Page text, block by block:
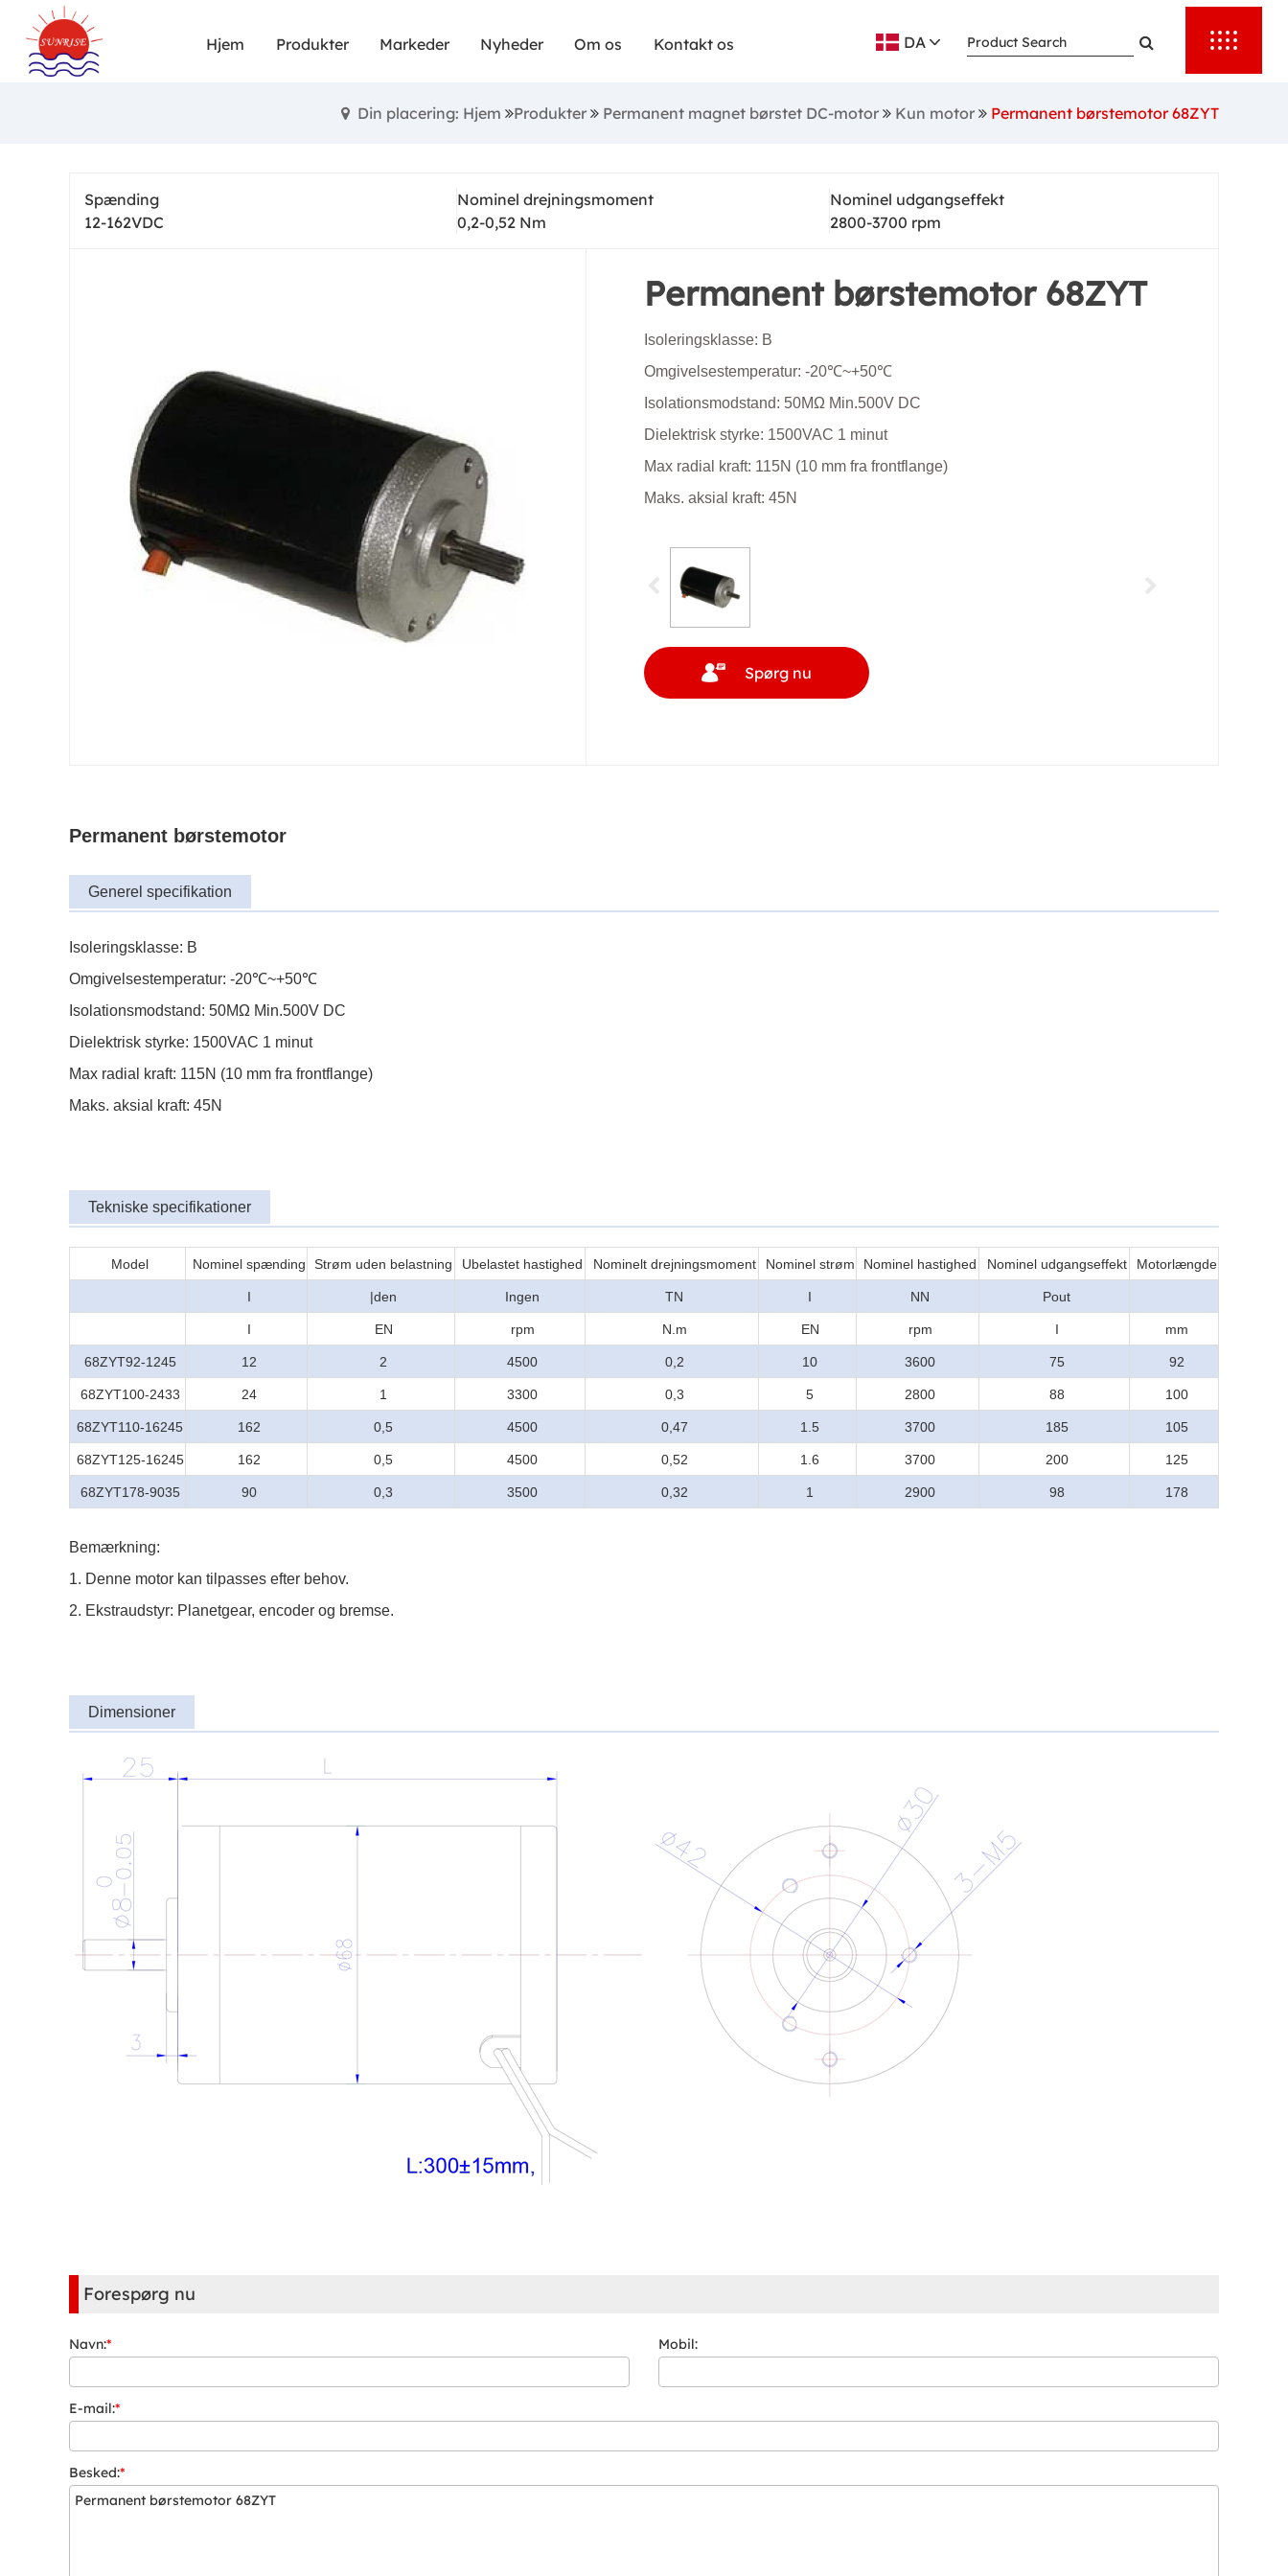
Hjem Produkter Markeder Nyheder Om os Kontakt os DA
Små børstede jævnstrømsmotorer er robuste og kompakte, har et højt
funktionalitet til opgaver, såsom mobilitet og industriel automatisering.
for at optimere udgangshastigheden og drejningsmomentet.
Din placering: Hjem Produkter Permanent magnet børstet DC-motor Kun motor Permanent børstemotor 68ZYT
Spænding
12-162VDC
Nominel drejningsmoment
0,2-0,52 Nm
Nominel udgangseffekt
2800-3700 rpm
Permanent børstemotor 68ZYT
Isoleringsklasse: B
Omgivelsestemperatur: -20℃~+50℃
Isolationsmodstand: 50MΩ Min.500V DC
Dielektrisk styrke: 1500VAC 1 minut
Max radial kraft: 115N (10 mm fra frontflange)
Maks. aksial kraft: 45N
Spørg nu
Permanent børstemotor
Generel specifikation
Isoleringsklasse: B
Omgivelsestemperatur: -20℃~+50℃
Isolationsmodstand: 50MΩ Min.500V DC
Dielektrisk styrke: 1500VAC 1 minut
Max radial kraft: 115N (10 mm fra frontflange)
Maks. aksial kraft: 45N
Tekniske specifikationer
Model Nominel spænding Strøm uden belastning Ubelastet hastighed Nominelt drejningsmoment Nominel strøm Nominel hastighed Nominel udgangseffekt Motorlængde
I |den Ingen TN I NN Pout
I EN rpm N.m EN rpm I mm
68ZYT92-1245 12 2 4500 0,2 10 3600 75 92
68ZYT100-2433 24 1 3300 0,3 5 2800 88 100
68ZYT110-16245 162 0,5 4500 0,47 1.5 3700 185 105
68ZYT125-16245 162 0,5 4500 0,52 1.6 3700 200 125
68ZYT178-9035 90 0,3 3500 0,32 1 2900 98 178
Bemærkning:
1. Denne motor kan tilpasses efter behov.
2. Ekstraudstyr: Planetgear, encoder og bremse.
Dimensioner
Forespørg nu
Navn:* Mobil:
E-mail:*
Besked:*